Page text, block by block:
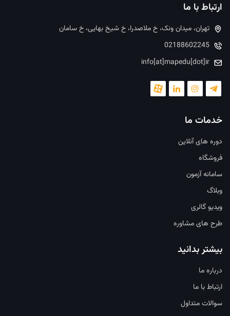
ارتباط با ما
تهران، میدان ونک، خ ملاصدرا، خ شیخ بهایی، خ سامان
02188602245
info[at]mapedu[dot]ir
خدمات ما
دوره های آنلاین
فروشگاه
سامانه آزمون
وبلاگ
ویدیو گالری
طرح های مشاوره
بیشتر بدانید
درباره ما
ارتباط با ما
سوالات متداول